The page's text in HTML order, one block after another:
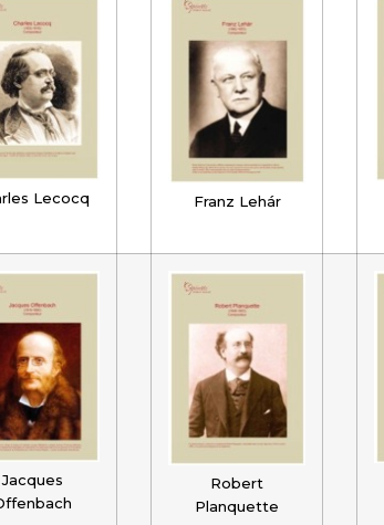
Lecocq Franz Lehár
Jacques
Robert
Planquette